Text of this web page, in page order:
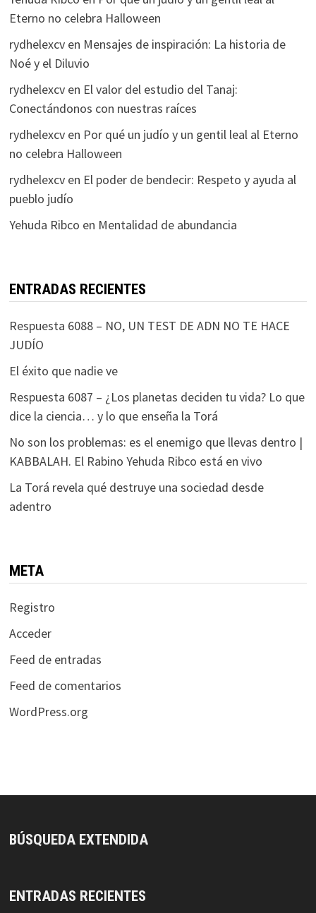
Eterno no celebra Halloween
rydhelexcven Mensajes de inspiración: La historia de
Noé y el Diluvio
rydhelexcven El valor del estudio del Tanaj:
Conectándonos con nuestras raíces
rydhelexcven Por qué un judío y un gentil leal al Eterno
no celebra Halloween
rydhelexcven El poder de bendecir: Respeto y ayuda al
pueblo judío
Yehuda Ribco en Mentalidad de abundancia
ENTRADAS RECIENTES
Respuesta 6088 – NO, UN TEST DE ADN NO TE HACE
JUDÍO
El éxito que nadie ve
Respuesta 6087 – ¿Los planetas deciden tu vida? Lo que
dice la ciencia… y lo que enseña la Torá
No son los problemas: es el enemigo que llevas dentro |
KABBALAH. El Rabino Yehuda Ribco está en vivo
La Torá revela qué destruye una sociedad desde
adentro
META
Registro
Acceder
Feed de entradas
Feed de comentarios
WordPress.org
BÚSQUEDA EXTENDIDA
ENTRADAS RECIENTES